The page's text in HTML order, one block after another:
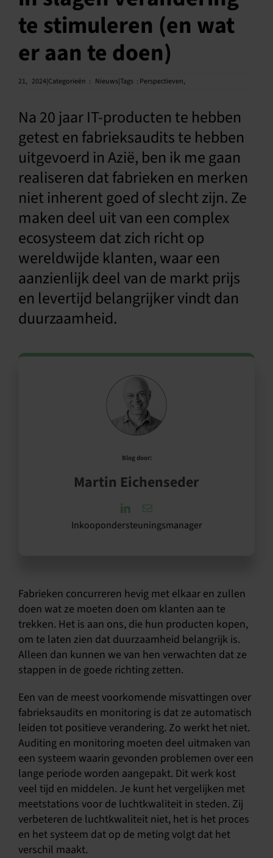
Nederlands
te stimuleren (en wat
er aan te doen)
21, 2024|Categorieën : Nieuws|Tags : Perspectieven,
Na 20 jaar IT-producten te hebben
getest en fabrieksaudits te hebben
uitgevoerd in Azië, ben ik me gaan
realiseren dat fabrieken en merken
niet inherent goed of slecht zijn. Ze
maken deel uit van een complex
ecosysteem dat zich richt op
wereldwijde klanten, waar een
aanzienlijk deel van de markt prijs
en levertijd belangrijker vindt dan
duurzaamheid.
Blog door:
Martin Eichenseder
Inkoopondersteuningsmanager
Fabrieken concurreren hevig met elkaar en zullen
doen wat ze moeten doen om klanten aan te
trekken. Het is aan ons, die hun producten kopen,
om te laten zien dat duurzaamheid belangrijk is.
Alleen dan kunnen we van hen verwachten dat ze
stappen in de goede richting zetten.
Een van de meest voorkomende misvattingen over
fabrieksaudits en monitoring is dat ze automatisch
leiden tot positieve verandering. Zo werkt het niet.
Auditing en monitoring moeten deel uitmaken van
een systeem waarin gevonden problemen over een
lange periode worden aangepakt. Dit werk kost
veel tijd en middelen. Je kunt het vergelijken met
meetstations voor de luchtkwaliteit in steden. Zij
verbeteren de luchtkwaliteit niet, het is het proces
en het systeem dat op de meting volgt dat het
verschil maakt.